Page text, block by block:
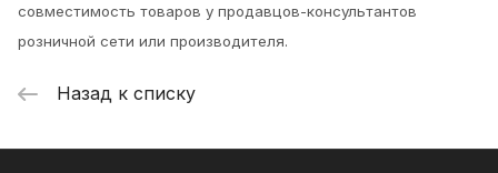
совместимость товаров у продавцов-консультантов
розничной сети или производителя.
Назад к списку